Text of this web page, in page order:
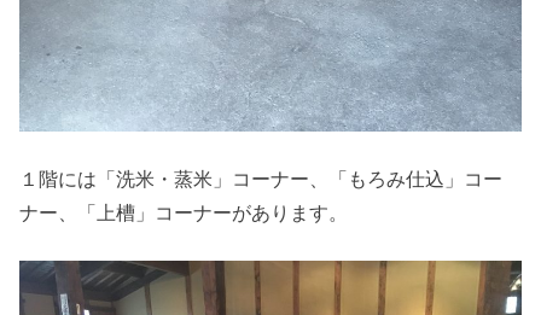
１階には「洗米・蒸米」コーナー、「もろみ仕込」コー
ナー、「上槽」コーナーがあります。